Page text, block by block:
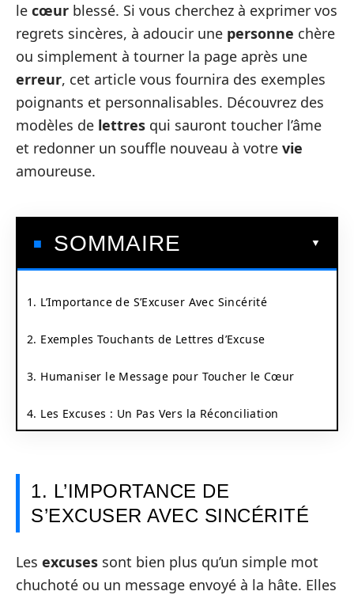
le cœur blessé. Si vous cherchez à exprimer vos
regrets sincères, à adoucir une personne chère
ou simplement à tourner la page après une
erreur, cet article vous fournira des exemples
poignants et personnalisables. Découvrez des
modèles de lettres qui sauront toucher l’âme
et redonner un souffle nouveau à votre vie
amoureuse.
SOMMAIRE
1. L’Importance de S’Excuser Avec Sincérité
2. Exemples Touchants de Lettres d’Excuse
3. Humaniser le Message pour Toucher le Cœur
4. Les Excuses : Un Pas Vers la Réconciliation
1. L’IMPORTANCE DE
S’EXCUSER AVEC SINCÉRITÉ
Les excuses sont bien plus qu’un simple mot
chuchoté ou un message envoyé à la hâte. Elles